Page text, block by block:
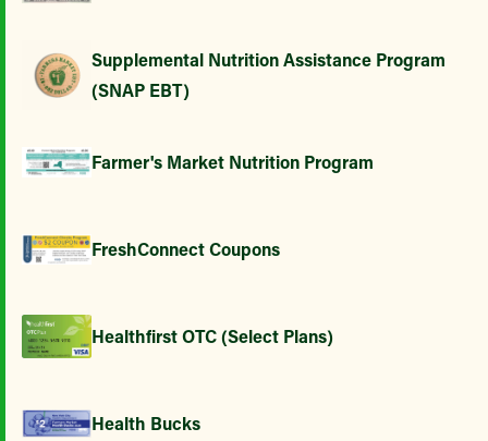
Supplemental Nutrition Assistance Program
(SNAP EBT)
Farmer's Market Nutrition Program
FreshConnect Coupons
Healthfirst OTC (Select Plans)
Health Bucks